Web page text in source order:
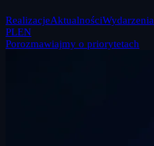
RealizacjeAktualnościWydarzenia
PLEN
Porozmawiajmy o priorytetach